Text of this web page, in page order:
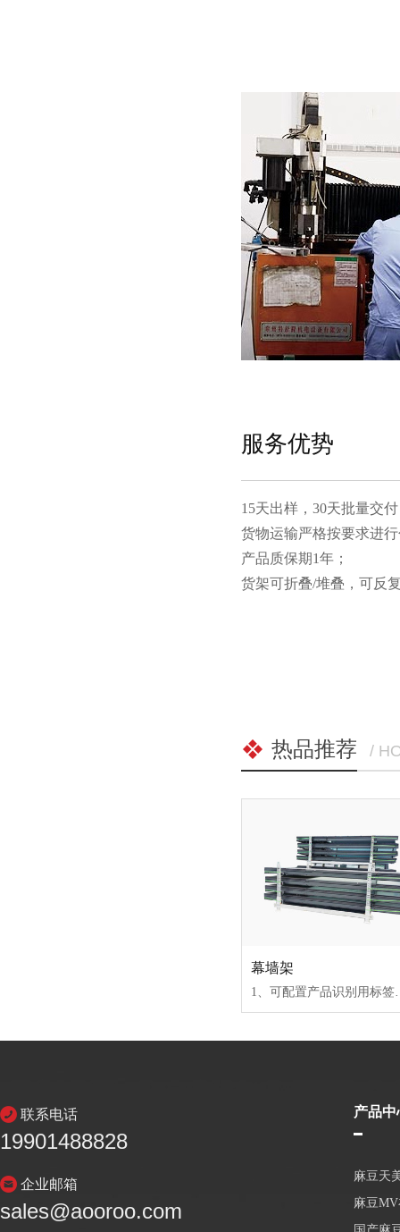
服务优势
15天出样，30天批量交付
货物运输严格按要求进行包
产品质保期1年；
货架可折叠/堆叠，可
热品推荐 /
幕墙架
1、可配置产品识别用标签卡2、制作
联系电话
19901488828
企业邮箱
sales@aooroo.com
产品中
麻豆天
麻豆